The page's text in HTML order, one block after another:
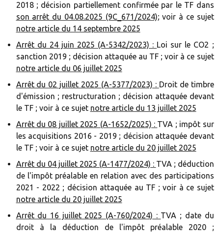
2018 ; décision partiellement confirmée par le TF dans
son arrêt du 04.08.2025 (9C_671/2024); voir à ce sujet
notre article du 14 septembre 2025
Arrêt du 24 juin 2025 (A-5342/2023) : Loi sur le CO2 ;
sanction 2019 ; décision attaquée au TF ; voir à ce sujet
notre article du 06 juillet 2025
Arrêt du 02 juillet 2025 (A-5377/2023) : Droit de timbre
d'émission ; restructuration ; décision attaquée devant
le TF ; voir à ce sujet notre article du 13 juillet 2025
Arrêt du 08 juillet 2025 (A-1652/2025) : TVA ; impôt sur
les acquisitions 2016 - 2019 ; décision attaquée devant
le TF ; voir à ce sujet notre article du 20 juillet 2025
Arrêt du 04 juillet 2025 (A-1477/2024) : TVA ; déduction
de l'impôt préalable en relation avec des participations
2021 - 2022 ; décision attaquée au TF ; voir à ce sujet
notre article du 20 juillet 2025
Arrêt du 16 juillet 2025 (A-760/2024) : TVA ; date du
droit à la déduction de l'impôt préalable 2020 ;